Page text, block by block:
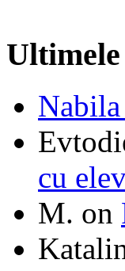
cu
M. on